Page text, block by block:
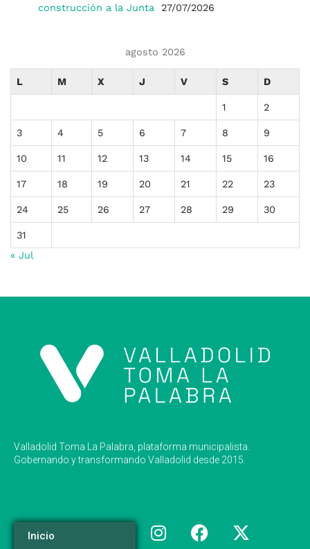
construcción a la Junta
27/07/2026
agosto 2026
L M X J V S D
1 2
3 4 5 6 7 8 9
10 11 12 13 14 15 16
17 18 19 20 21 22 23
24 25 26 27 28 29 30
31
« Jul
Valladolid Toma La Palabra, plataforma municipalista.
Gobernando y transformando Valladolid desde 2015.
Inicio